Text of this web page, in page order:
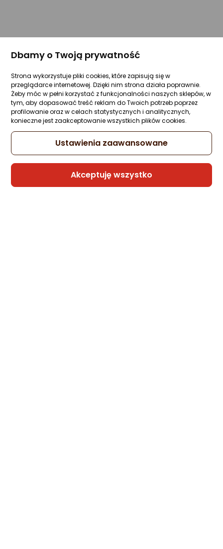
Dbamy o Twoją prywatność
Strona wykorzystuje pliki cookies, które zapisują się w
przeglądarce internetowej. Dzięki nim strona działa poprawnie.
Żeby móc w pełni korzystać z funkcjonalności naszych sklepów, w
tym, aby dopasować treść reklam do Twoich potrzeb poprzez
profilowanie oraz w celach statystycznych i analitycznych,
konieczne jest zaakceptowanie wszystkich plików cookies.
Ustawienia zaawansowane
Akceptuję wszystko